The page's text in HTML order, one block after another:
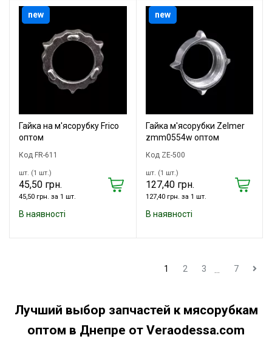
Гайка на м'ясорубку Frico
оптом
Код FR-611
шт. (1 шт.)
45,50 грн.
45,50 грн. за 1 шт.
В наявності
new
Гайка м'ясорубки Zelmer
zmm0554w оптом
Код ZE-500
шт. (1 шт.)
127,40 грн.
127,40 грн. за 1 шт.
В наявності
new
1 2 3 7
Лучший выбор запчастей к мясорубкам
оптом в Днепре от Veraodessa.com